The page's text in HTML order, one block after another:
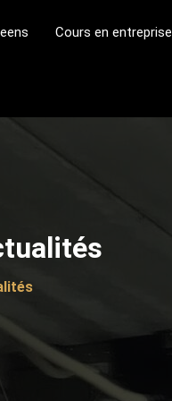
Cours en entreprise